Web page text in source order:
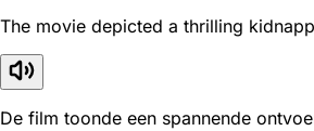
The movie depicted a thrilling
De film toonde een spannende